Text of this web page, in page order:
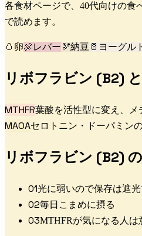
各食材ページで、40代向けの食
で読めます。
🥚 卵🍖 レバー 🫘納豆 🥛 ヨーグル
リボフラビン (B2)
MTHFR葉酸を活性型に変え、メ
MAOAセロトニン・ドーパミン
リボフラビン (B2)
01光に弱いので保存は遮
02毎日こまめに摂る
03MTHFRが気になる人は